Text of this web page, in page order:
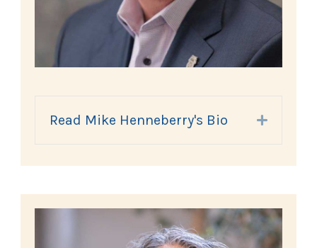
Read Mike Henneberry's Bio Expand